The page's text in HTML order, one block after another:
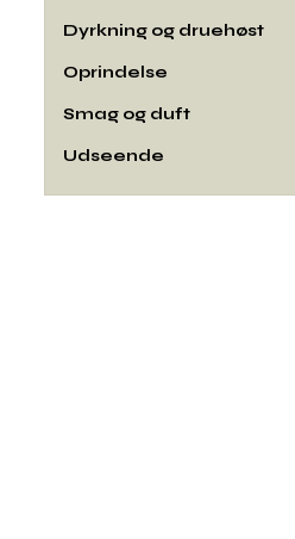
Dyrkning og druehøst
Oprindelse
Smag og duft
Udseende